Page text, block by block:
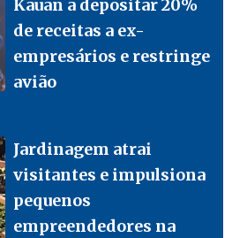
Kauan a depositar 20%
de receitas a ex-
empresários e restringe
avião
Jardinagem atrai
visitantes e impulsiona
pequenos
empreendedores na